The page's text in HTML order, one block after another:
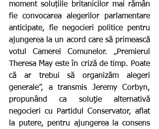
moment soluțiile britanicilor mai rămân
fie convocarea alegerilor parlamentare
anticipate, fie negocieri politice pentru
ajungerea la un acord care să primească
votul Camerei Comunelor. „Premierul
Theresa May este în criză de timp. Poate
că ar trebui să organizăm alegeri
generale”, a transmis Jeremy Corbyn,
propunând ca soluţie alternativă
negocieri cu Partidul Conservator, aflat
la putere, pentru ajungerea la consens